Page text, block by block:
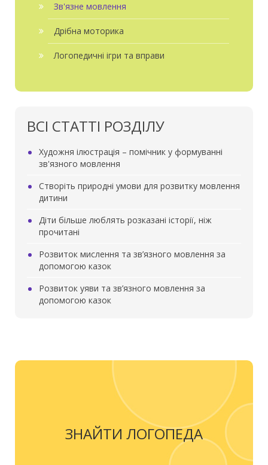
Зв'язне мовлення
Дрібна моторика
Логопедичні ігри та вправи
ВСІ СТАТТІ РОЗДІЛУ
Художня ілюстрація – помічник у формуванні
зв'язного мовлення
Створіть природні умови для розвитку мовлення
дитини
Діти більше люблять розказані історії, ніж
прочитані
Розвиток мислення та зв’язного мовлення за
допомогою казок
Розвиток уяви та зв’язного мовлення за
допомогою казок
ЗНАЙТИ ЛОГОПЕДА